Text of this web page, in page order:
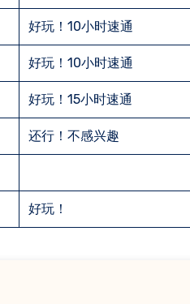
好玩！10小时速通
好玩！10小时速通
好玩！15小时速通
还行！不感兴趣
好玩！